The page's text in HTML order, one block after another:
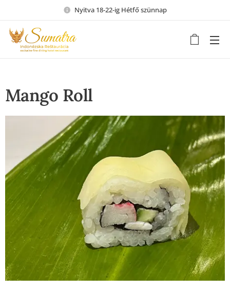
Nyitva 18-22-ig Hétfő szünnap
Mango Roll